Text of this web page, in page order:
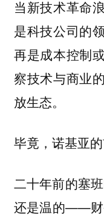
当新技术革命
是科技公司的
再是成本控制
察技术与商业
放生态。
毕竟，诺基亚
二十年前的塞
还是温的——财